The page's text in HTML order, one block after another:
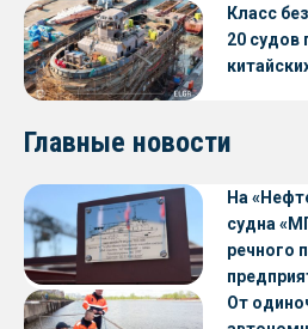
Класс
20 судов
Главные новости
На
судна
речного
От